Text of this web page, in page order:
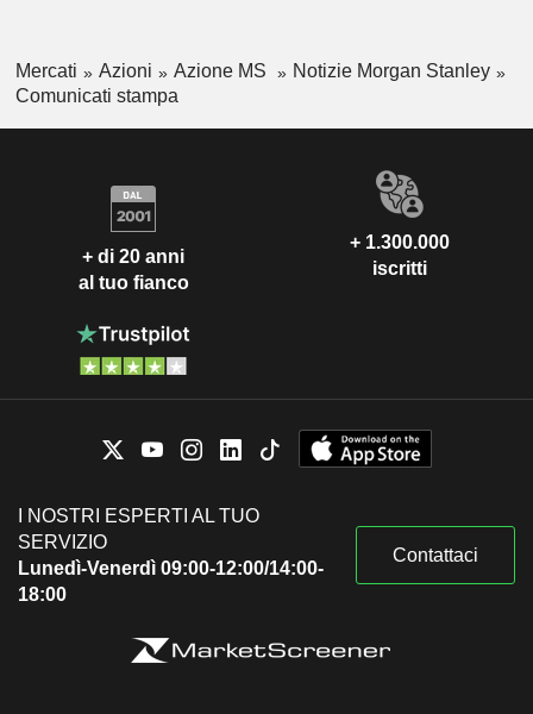
Mercati Azioni Azione MS
Notizie Morgan Stanley
Comunicati stampa
+ di 20 anni
al tuo fianco
+ 1.300.000
iscritti
I NOSTRI ESPERTI AL TUO
SERVIZIO
Lunedì-Venerdì 09:00-12:00/14:00-
18:00
Contattaci